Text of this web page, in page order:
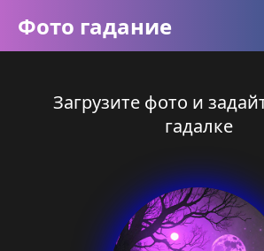
Фото гадание
Загрузите фото и
гадалке